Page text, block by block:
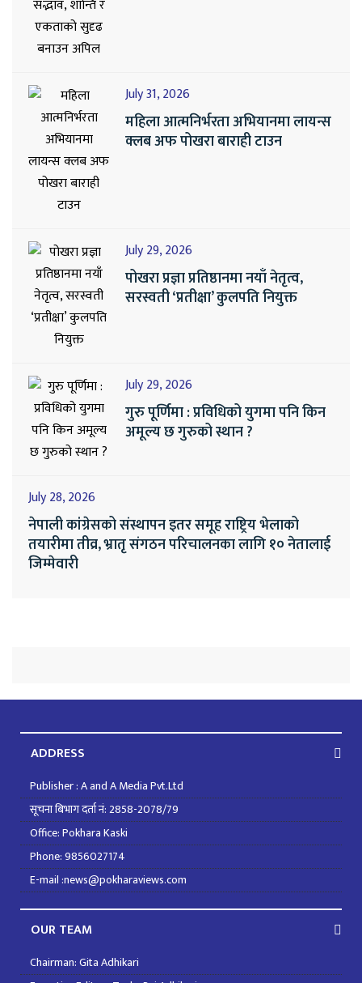
July 31, 2026
महिला आत्मनिर्भरता अभियानमा लायन्स
क्लब अफ पोखरा बाराही टाउन
July 29, 2026
पोखरा प्रज्ञा प्रतिष्ठानमा नयाँ नेतृत्व,
सरस्वती ‘प्रतीक्षा’ कुलपति नियुक्त
July 29, 2026
गुरु पूर्णिमा : प्रविधिको युगमा पनि किन
अमूल्य छ गुरुको स्थान ?
July 28, 2026
नेपाली कांग्रेसको संस्थापन इतर समूह राष्ट्रिय भेलाको
तयारीमा तीव्र, भ्रातृ संगठन परिचालनका लागि १० नेतालाई
जिम्मेवारी
ADDRESS
Publisher : A and A Media Pvt.Ltd
सूचना बिभाग दर्ता नं: 2858-2078/79
Office: Pokhara Kaski
Phone: 9856027174
E-mail :news@pokharaviews.com
OUR TEAM
Chairman: Gita Adhikari